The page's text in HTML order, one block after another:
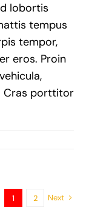
lobortis
tempus
tempor,
eros. Proin
Cras porttitor
1 2 Next